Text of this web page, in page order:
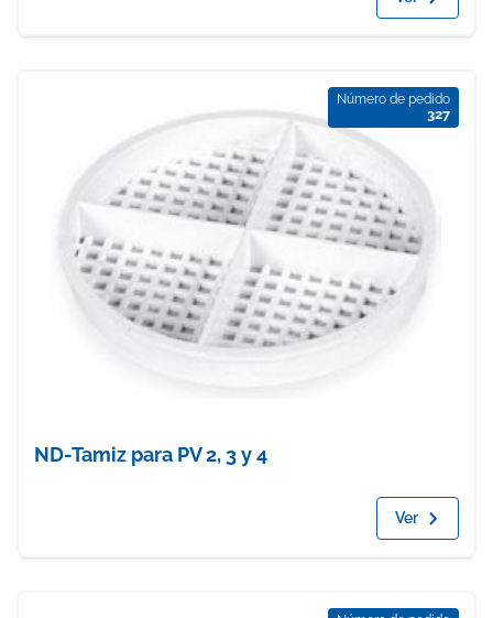
Número de pedido
327
ND-Tamiz para PV 2, 3 y 4
Ver